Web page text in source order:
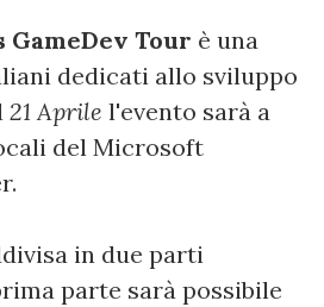
GameDev Tour è una
dedicati allo sviluppo
21 Aprile l'evento sarà a
del Microsoft
in due parti
parte sarà possibile